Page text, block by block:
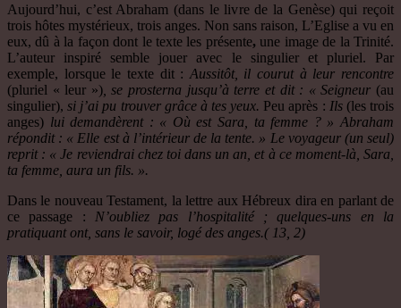
Aujourd’hui, c’est Abraham (dans le livre de la Genèse) qui reçoit
trois hôtes mystérieux, trois anges. Non sans raison, L’Eglise a vu en
eux, dû à la façon dont le texte les présente, une image de la Trinité.
L’auteur inspiré semble jouer avec le singulier et pluriel. Par
exemple, lorsque le texte dit : Aussitôt, il courut à leur rencontre
(pluriel « leur »), se prosterna jusqu’à terre et dit : « Seigneur (au
singulier), si j’ai pu trouver grâce à tes yeux. Peu après : Ils (les trois
anges) lui demandèrent : « Où est Sara, ta femme ? » Abraham
répondit : « Elle est à l’intérieur de la tente. » Le voyageur (un seul)
reprit : « Je reviendrai chez toi dans un an, et à ce moment-là, Sara,
ta femme, aura un fils. ».
Dans le nouveau Testament, la lettre aux Hébreux dira en parlant de
ce passage :
N’oubliez pas l’hospitalité ; quelques-uns en la
pratiquant ont, sans le savoir, logé des anges.( 13, 2)